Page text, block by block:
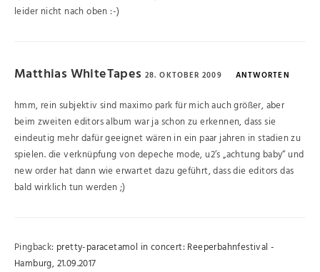
leider nicht nach oben :-)
Matthias WhiteTapes 28. OKTOBER 2009 ANTWORTEN
hmm, rein subjektiv sind maximo park für mich auch größer, aber
beim zweiten editors album war ja schon zu erkennen, dass sie
eindeutig mehr dafür geeignet wären in ein paar jahren in stadien zu
spielen. die verknüpfung von depeche mode, u2’s „achtung baby“ und
new order hat dann wie erwartet dazu geführt, dass die editors das
bald wirklich tun werden ;)
Pingback: pretty-paracetamol in concert: Reeperbahnfestival -
Hamburg, 21.09.2017